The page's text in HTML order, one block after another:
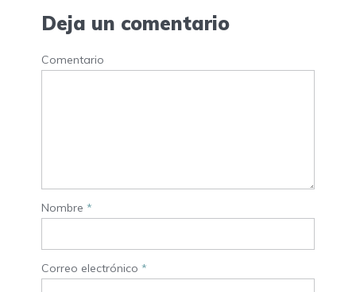
Deja un comentario
Comentario
Nombre *
Correo electrónico *